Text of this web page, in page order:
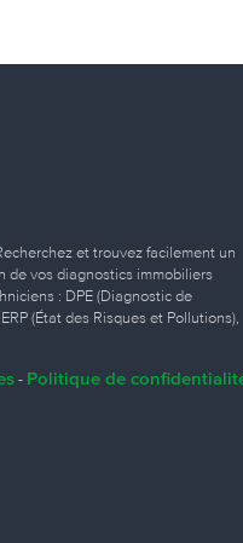
et trouvez facilement un
de vos diagnostics immobiliers
: DPE (Diagnostic de
(État des Risques et Pollutions),
- Politique de